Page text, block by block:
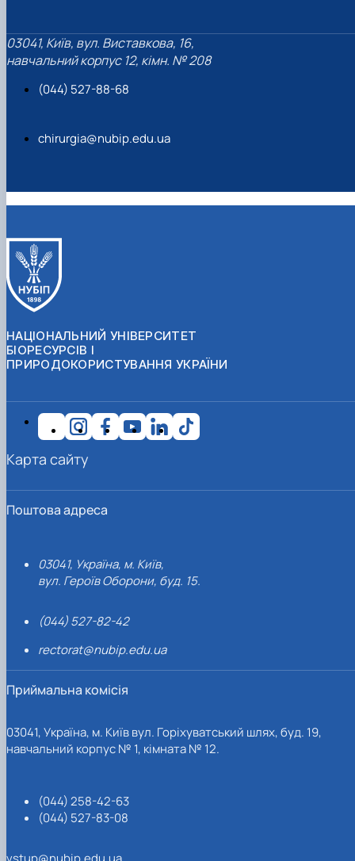
03041, Київ, вул. Виставкова, 16,
навчальний корпус 12, кімн. № 208
(044) 527-88-68
chirurgia@nubip.edu.ua
НАЦІОНАЛЬНИЙ УНІВЕРСИТЕТ
БІОРЕСУРСІВ І
ПРИРОДОКОРИСТУВАННЯ УКРАЇНИ
Поштова адреса
03041, Україна, м. Київ,
вул. Героїв Оборони, буд. 15.
(044) 527-82-42
rectorat@nubip.edu.ua
Приймальна комісія
03041, Україна, м. Київ вул. Горіхуватський шлях, буд. 19,
навчальний корпус № 1, кімната № 12.
(044) 258-42-63
(044) 527-83-08
Карта сайту